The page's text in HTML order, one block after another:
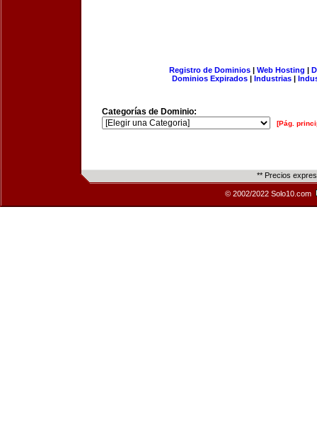
Registro de Dominios| Web Hosting |
Dominios Expirados | Industrias |
Categorías de Dominio:
[Pág.
** Precios
© 2002/2022 Solo10.com